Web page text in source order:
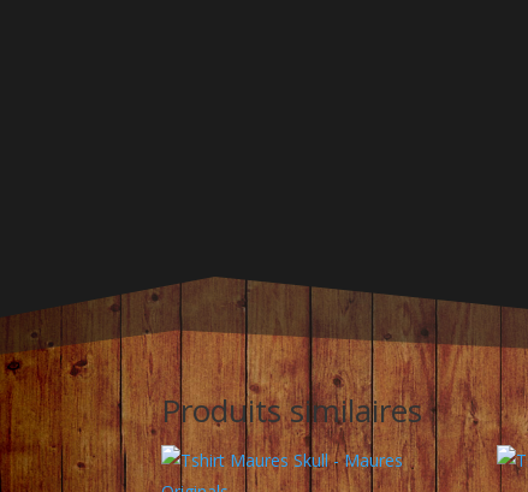
Produits similaires